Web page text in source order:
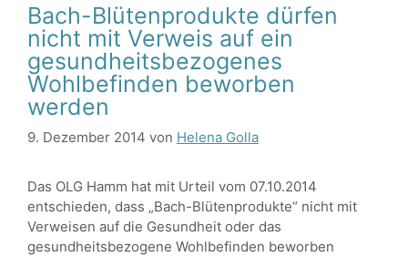
Bach-Blütenprodukte dürfen
nicht mit Verweis auf ein
gesundheitsbezogenes
Wohlbefinden beworben
werden
9. Dezember 2014 von Helena Golla
Das OLG Hamm hat mit Urteil vom 07.10.2014
entschieden, dass „Bach-Blütenprodukte“ nicht mit
Verweisen auf die Gesundheit oder das
gesundheitsbezogene Wohlbefinden beworben